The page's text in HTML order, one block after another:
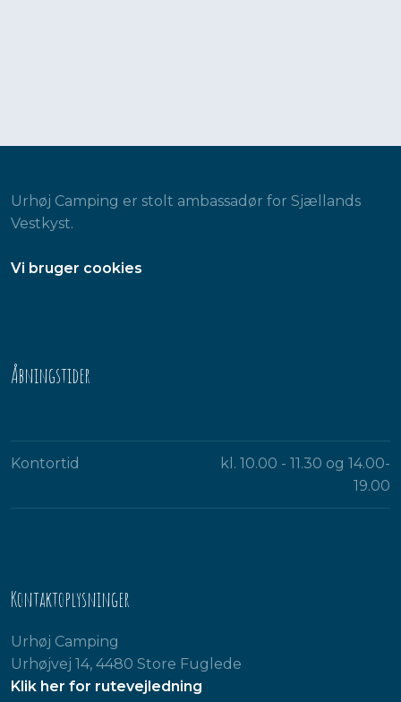
Urhøj Camping er stolt ambassadør for Sjællands
Vestkyst.
​Vi bruger cookies
Åbningstider​
Kontortid
kl. 10.00 - 11.30 og 14.00-
19.00​
Kontaktoplysninger
Urhøj Camping
Urhøjvej 14, 4480 Store Fuglede
Klik her for rutevejledning